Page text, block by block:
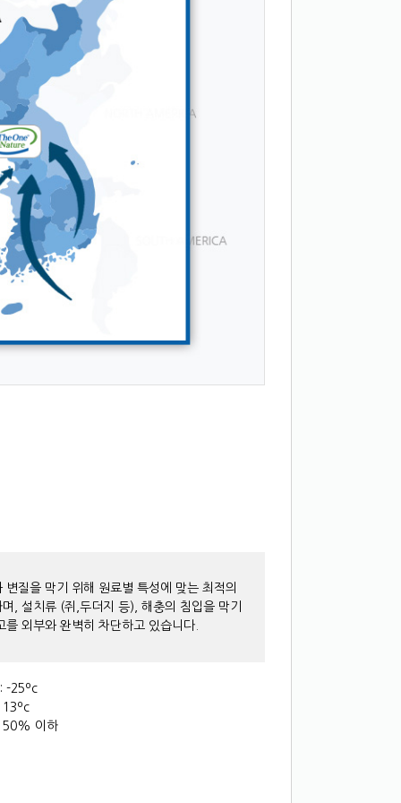
변질을 막기 위해 원료별 특성에 맞는 최적의
, 설치류 (쥐,두더지 등), 해충의 침입을 막기
를 외부와 완벽히 차단하고 있습니다.
-25ºc
13ºc
50% 이하